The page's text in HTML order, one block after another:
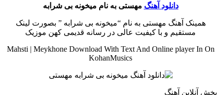
دانلود آهنگ مهستی به نام میخونه بی شرابه
همینک آهنگ مهستی به نام “میخونه بی شرابه ” بصورت لینک
مستقیم و با کیفیت عالی در رسانه قدیمی کهن موزیک
Mahsti | Meykhone Download With Text And Online player In On
KohanMusics
پخش آنلاین آهنگ